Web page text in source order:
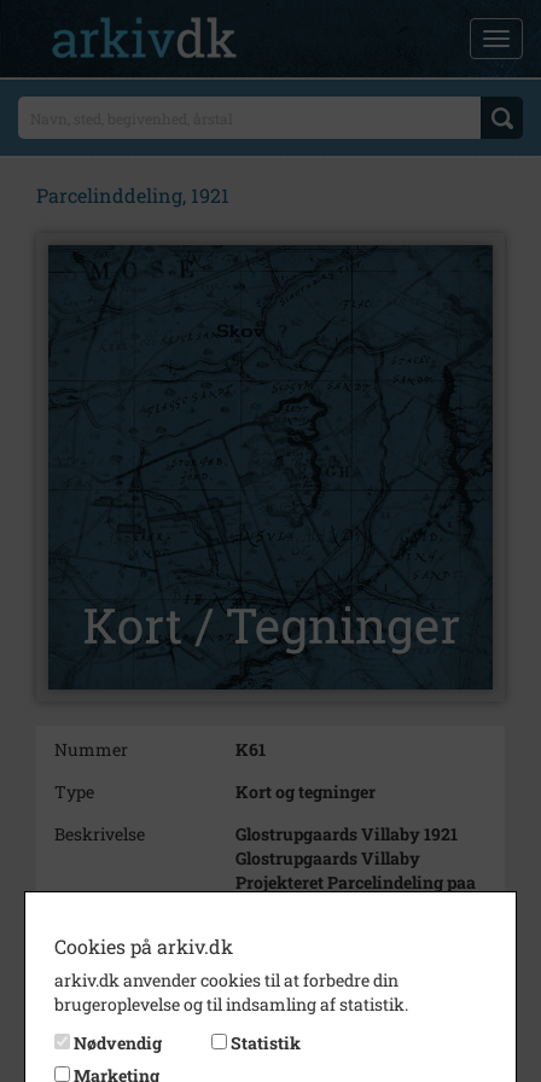
Parcelinddeling, 1921
Nummer
K61
Type
Kort og tegninger
Beskrivelse
Glostrupgaards Villaby 1921
Glostrupgaards Villaby
Projekteret Parcelindeling paa
Matr.No 25b, 2f, 37, 38a, 39b,
40b, og 46
Matr.No 13C og 15
Cookies på arkiv.dk
arkiv.dk anvender cookies til at forbedre din
brugeroplevelse og til indsamling af statistik.
Nødvendig
Statistik
Marketing